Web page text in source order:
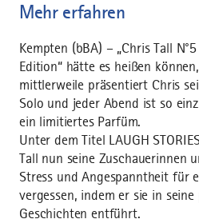
Mehr erfahren
Kempten (bBA) – „Chris Tall
Edition“ hätte es heißen
mittlerweile präsentiert Chris
Solo und jeder Abend ist so
ein limitiertes Parfüm.
Unter dem Titel LAUGH
Tall nun seine Zuschauerinnen
Stress und Angespanntheit für
vergessen, indem er sie in
Geschichten entführt.